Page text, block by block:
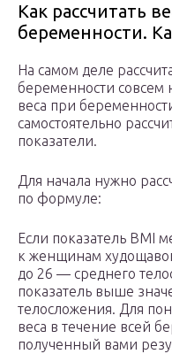
Как рассчитать
беременности.
На самом деле
беременности совсем
веса при
самостоятельно
показатели.
Для начала нужно
по формуле:
Если показатель BMI
к женщинам
до 26 — среднего
показатель выше
телосложения. Для
веса в течение всей
полученный вами